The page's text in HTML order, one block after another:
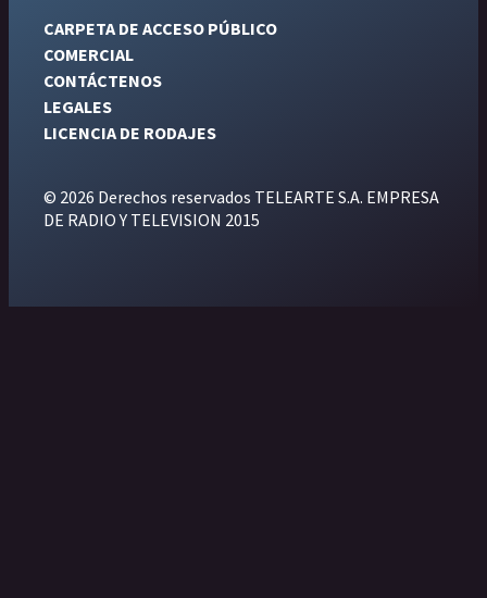
CARPETA DE ACCESO PÚBLICO
COMERCIAL
CONTÁCTENOS
LEGALES
LICENCIA DE RODAJES
© 2026 Derechos reservados TELEARTE S.A. EMPRESA
DE RADIO Y TELEVISION 2015